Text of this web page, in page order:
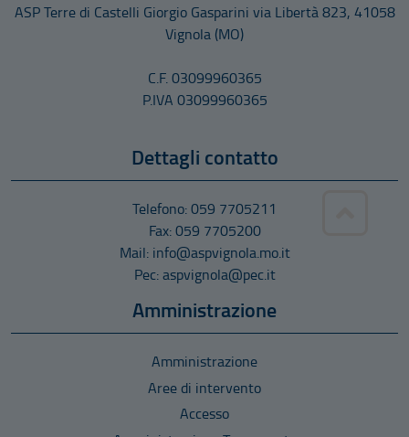
ASP Terre di Castelli Giorgio Gasparini via Libertà 823, 41058
Vignola (MO)
C.F. 03099960365
P.IVA 03099960365
Dettagli contatto
Telefono: 059 7705211
Fax: 059 7705200
Mail: info@aspvignola.mo.it
Pec: aspvignola@pec.it
Amministrazione
Amministrazione
Aree di intervento
Accesso